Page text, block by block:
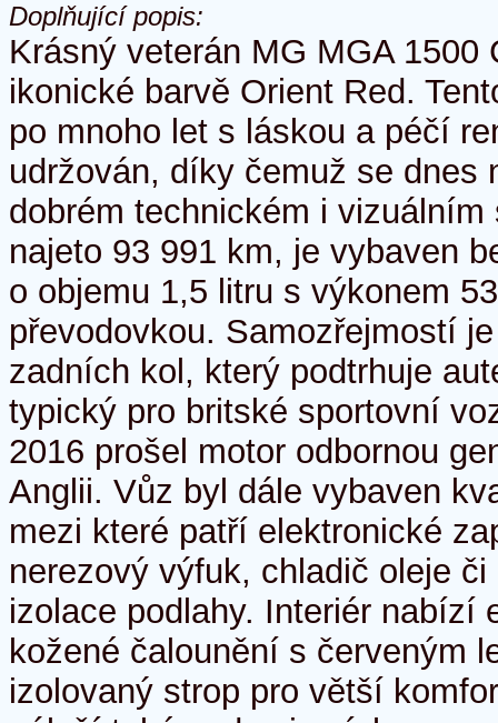
Doplňující popis:
Krásný veterán MG MGA 1500
ikonické barvě Orient Red.
po mnoho let s láskou a péčí
udržován, díky čemuž se dnes
dobrém technickém i
najeto 93 991 km, je vybaven
o objemu 1,5 litru s výkonem
převodovkou. Samozřejmostí
zadních kol, který podtrhuje
typický pro britské sportovní
2016 prošel motor odbornou
Anglii. Vůz byl dále vybaven
mezi které patří elektronické
nerezový výfuk, chladič oleje
izolace podlahy. Interiér nabízí
kožené čalounění s červeným
izolovaný strop pro větší